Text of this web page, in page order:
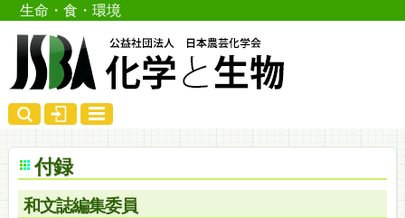
生命・食・環境
付録
和文誌編集委員